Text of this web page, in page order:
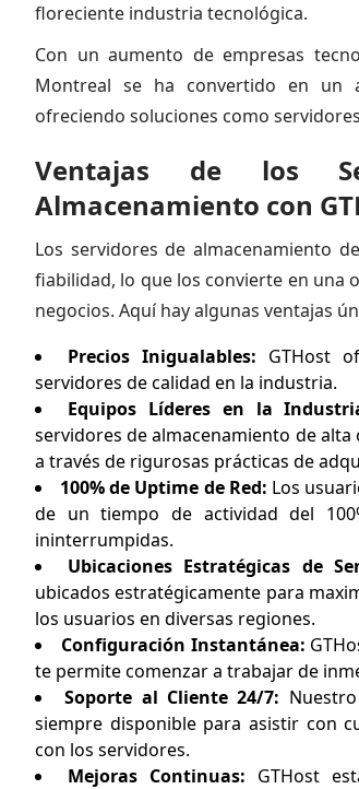
floreciente industria tecnológica.
Con un aumento de empresas
Montreal se ha convertido en un
ofreciendo soluciones como
Ventajas de los
Almacenamiento con
Los servidores de almacenamiento
fiabilidad, lo que los convierte en una
negocios. Aquí hay algunas ventajas
Precios Inigualables: GTHost
servidores de calidad en la industria.
Equipos Líderes en la
servidores de almacenamiento de
a través de rigurosas prácticas de
100% de Uptime de Red: Los
de un tiempo de actividad del
ininterrumpidas.
Ubicaciones Estratégicas de
ubicados estratégicamente para
los usuarios en diversas regiones.
Configuración Instantánea:
te permite comenzar a trabajar de
Soporte al Cliente 24/7:
siempre disponible para asistir con
con los servidores.
Mejoras Continuas: GTHost